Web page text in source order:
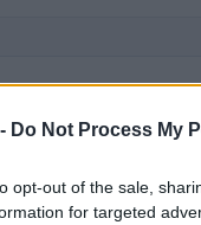
Do Not Process My
opt-out of the sale,
for targeted
per un importo